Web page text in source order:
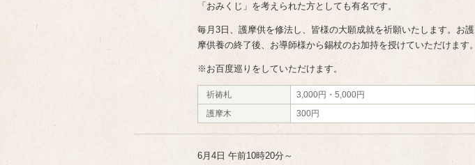
「おみくじ」を考えられた方としても有名です。
毎月3日、護摩供を修法し、皆様の大願成就を祈願いたします。お護
摩供養の終了後、お導師様から錫杖のお加持を授けていただけます。
※お百度巡りをしていただけます。
祈祷札
3,000円・5,000円
護摩木
300円
6月4日 午前10時20分～